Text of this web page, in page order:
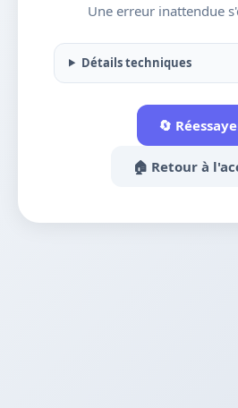
Une erreur inattendue
Détails techniques
🔄
🏠 Retour à